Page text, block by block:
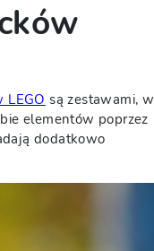
LEGO są zestawami, w
elementów poprzez
dodatkowo